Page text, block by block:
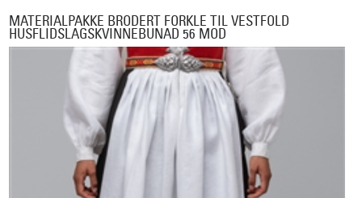
MATERIALPAKKE BRODERT FORKLE TIL VESTFOLD
HUSFLIDSLAGSKVINNEBUNAD 56 MOD